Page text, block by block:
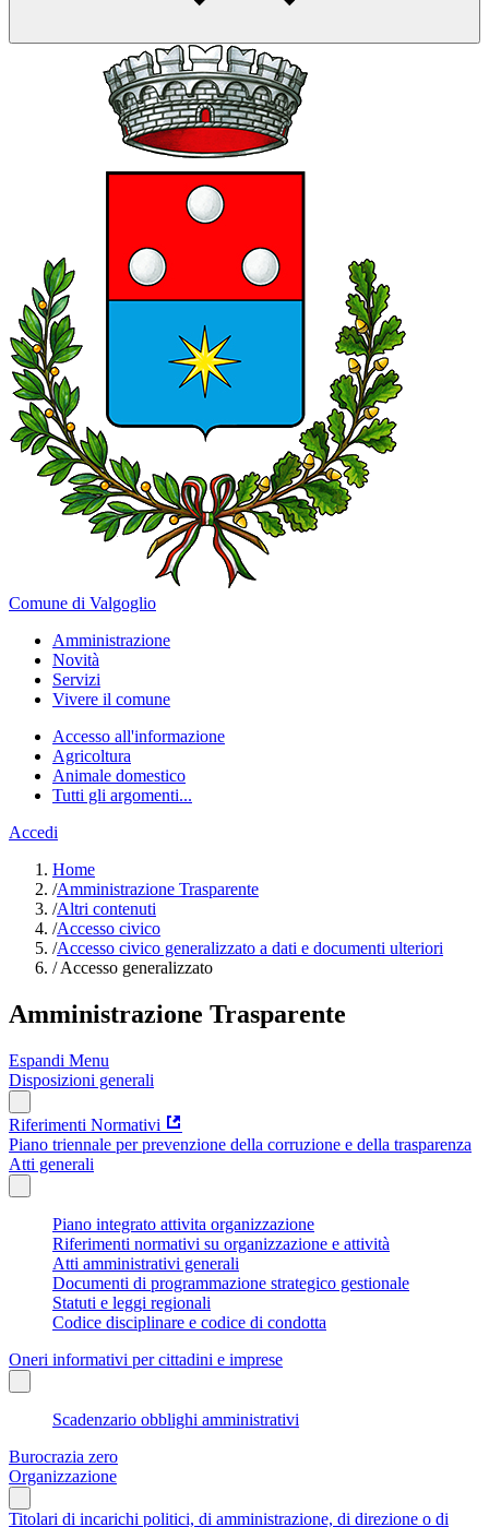
Comune di Valgoglio
Amministrazione
Novità
Servizi
Vivere il comune
Accesso all'informazione
Agricoltura
Animale domestico
Tutti gli argomenti...
Accedi
Home
/Amministrazione Trasparente
/Altri contenuti
/Accesso civico
/Accesso civico generalizzato a dati e documenti ulteriori
/Accesso generalizzato
Amministrazione Trasparente
Espandi Menu
Disposizioni generali
Riferimenti Normativi
Piano triennale per prevenzione della corruzione e della trasparenza
Atti generali
Piano integrato attivita organizzazione
Riferimenti normativi su organizzazione e attività
Atti amministrativi generali
Documenti di programmazione strategico gestionale
Statuti e leggi regionali
Codice disciplinare e codice di condotta
Oneri informativi per cittadini e imprese
Scadenzario obblighi amministrativi
Burocrazia zero
Organizzazione
Titolari di incarichi politici, di amministrazione, di direzione o di